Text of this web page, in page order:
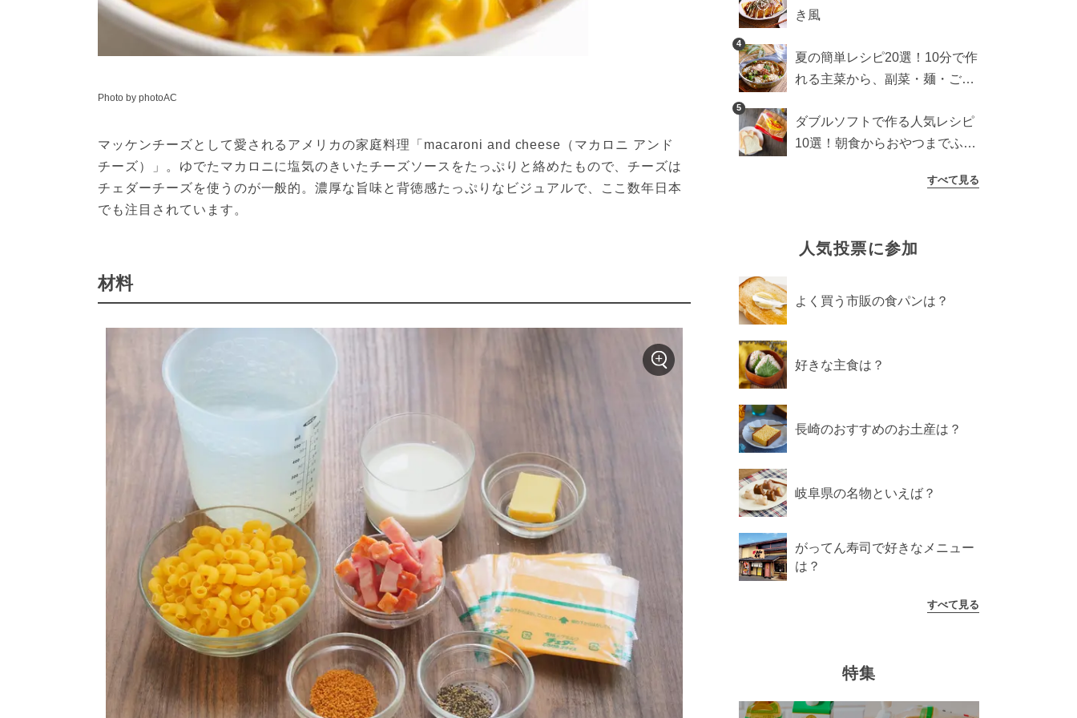
Photo by photoAC
マッケンチーズとして愛されるアメリカの家庭料理「macaroni and cheese（マカロニ アンド
チーズ）」。ゆでたマカロニに塩気のきいたチーズソースをたっぷりと絡めたもので、チーズは
チェダーチーズを使うのが一般的。濃厚な旨味と背徳感たっぷりなビジュアルで、ここ数年日本
でも注目されています。
材料
き風
4
夏の簡単レシピ20選！10分で作
れる主菜から、副菜・麺・ごは
5
ダブルソフトで作る人気レシピ
10選！朝食からおやつまでふん
すべて見る
人気投票に参加
よく買う市販の食パンは？
好きな主食は？
長崎のおすすめのお土産は？
岐阜県の名物といえば？
がってん寿司で好きなメニュー
は？
すべて見る
特集